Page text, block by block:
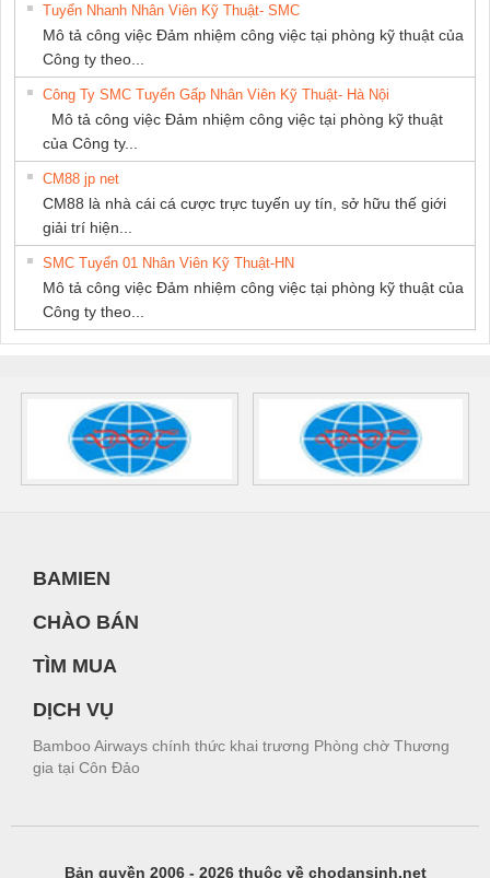
Tuyển Nhanh Nhân Viên Kỹ Thuật- SMC
Mô tả công việc Đảm nhiệm công việc tại phòng kỹ thuật của
Công ty theo...
Công Ty SMC Tuyển Gấp Nhân Viên Kỹ Thuật- Hà Nội
Mô tả công việc Đảm nhiệm công việc tại phòng kỹ thuật
của Công ty...
CM88 jp net
CM88 là nhà cái cá cược trực tuyến uy tín, sở hữu thế giới
giải trí hiện...
SMC Tuyển 01 Nhân Viên Kỹ Thuật-HN
Mô tả công việc Đảm nhiệm công việc tại phòng kỹ thuật của
Công ty theo...
BAMIEN
CHÀO BÁN
TÌM MUA
DỊCH VỤ
Bamboo Airways chính thức khai trương Phòng chờ Thương
gia tại Côn Đảo
Bản quyền 2006 - 2026 thuộc về chodansinh.net